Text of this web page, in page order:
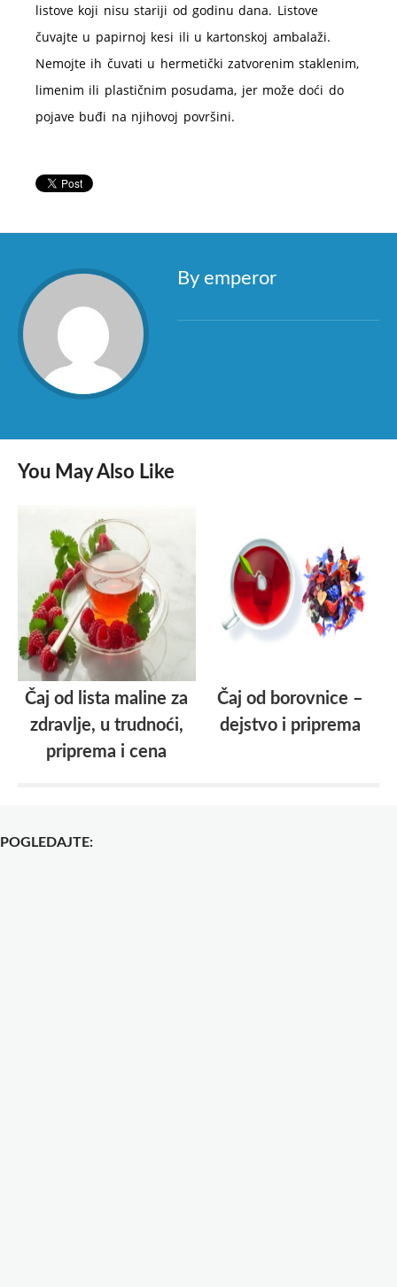
listove koji nisu stariji od godinu dana. Listove
čuvajte u papirnoj kesi ili u kartonskoj ambalaži.
Nemojte ih čuvati u hermetički zatvorenim staklenim,
limenim ili plastičnim posudama, jer može doći do
pojave buđi na njihovoj površini.
By emperor
You May Also Like
Čaj od lista maline za
zdravlje, u trudnoći,
priprema i cena
Čaj od borovnice –
dejstvo i priprema
POGLEDAJTE: